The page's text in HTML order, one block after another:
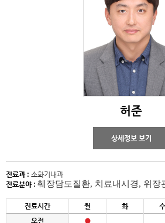
허준
상세정보 보기
진료과 : 소화기내과
진료분야 : 췌장담도질환, 치료내시경, 위장
진료시간 월 화 수
오전